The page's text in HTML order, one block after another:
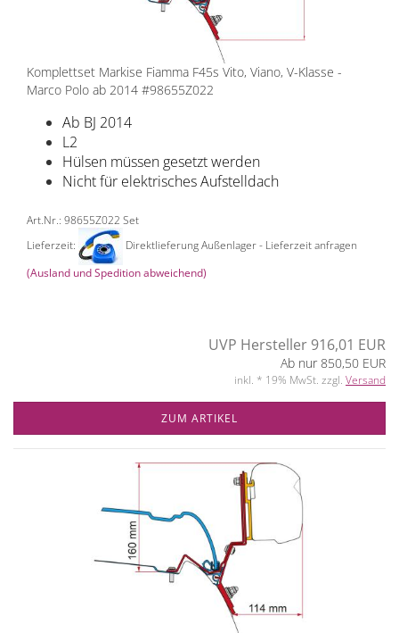
Komplettset Markise Fiamma F45s Vito, Viano, V-Klasse -
Marco Polo ab 2014 #98655Z022
Ab BJ 2014
L2
Hülsen müssen gesetzt werden
Nicht für elektrisches Aufstelldach
Art.Nr.: 98655Z022 Set
Lieferzeit:
Direktlieferung Außenlager - Lieferzeit anfragen
(Ausland und Spedition abweichend)
UVP Hersteller 916,01 EUR
Ab nur 850,50 EUR
inkl. * 19% MwSt. zzgl. Versand
ZUM ARTIKEL